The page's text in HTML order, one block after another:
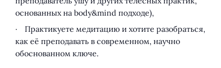
основанных на body&mind подходе),
Практикуете медитацию и хотите разобраться,
как её преподавать в современном, научно
обоснованном ключе.